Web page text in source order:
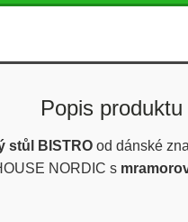
Popis produktu
stůl BISTROod dánské
NORDIC s